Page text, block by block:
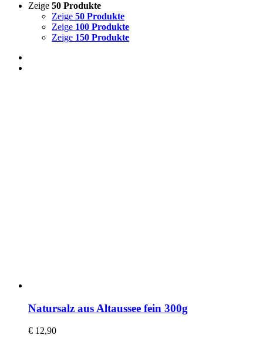
Zeige 50 Produkte
Zeige 50 Produkte
Zeige 100 Produkte
Zeige 150 Produkte
Natursalz aus Altaussee fein 300g
€ 12,90